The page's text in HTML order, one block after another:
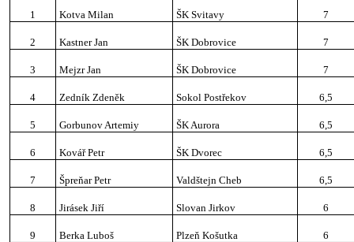
1 Kotva Milan ŠK Svitavy 7
2 Kastner Jan ŠK Dobrovice 7
3 Mejzr Jan ŠK Dobrovice 7
4 Zedník Zdeněk Sokol Postřekov 6,5
5 Gorbunov Artemiy ŠK Aurora 6,5
6 Kovář Petr ŠK Dvorec 6,5
7 Špreňar Petr Valdštejn Cheb 6,5
8 Jirásek Jiří Slovan Jirkov 6
9 Berka Luboš Plzeň Košutka 6